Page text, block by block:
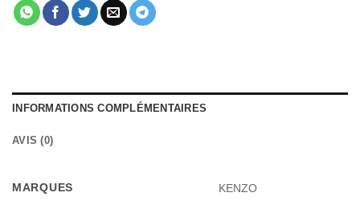
INFORMATIONS COMPLÉMENTAIRES
AVIS (0)
MARQUES KENZO